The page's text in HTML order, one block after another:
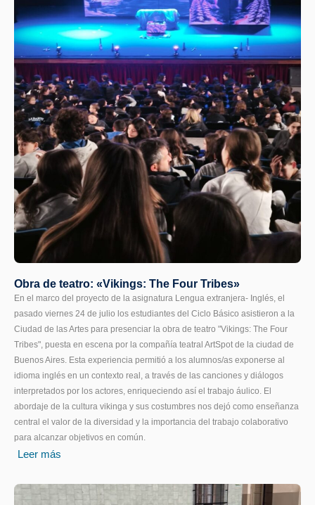
Obra de teatro: «Vikings: The Four Tribes»
En el marco del proyecto de la asignatura Lengua extranjera- Inglés, el
pasado viernes 24 de julio los estudiantes del Ciclo Básico asistieron a la
Ciudad de las Artes para presenciar la obra de teatro "Vikings: The Four
Tribes", puesta en escena por la compañía teatral ArtSpot de la ciudad de
Buenos Aires. Esta experiencia permitió a los alumnos/as exponerse al
idioma inglés en un contexto real, a través de las canciones y diálogos
interpretados por los actores, enriqueciendo así el trabajo áulico. El
abordaje de la cultura vikinga y sus costumbres nos dejó como enseñanza
central el valor de la diversidad y la importancia del trabajo colaborativo
para alcanzar objetivos en común.
Leer más